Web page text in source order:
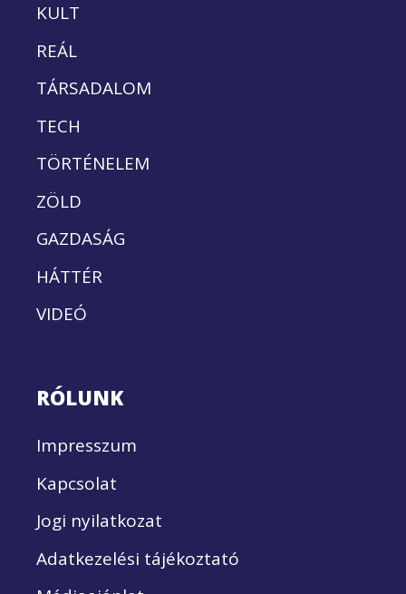
KULT
REÁL
TÁRSADALOM
TECH
TÖRTÉNELEM
ZÖLD
GAZDASÁG
HÁTTÉR
VIDEÓ
RÓLUNK
Impresszum
Kapcsolat
Jogi nyilatkozat
Adatkezelési tájékoztató